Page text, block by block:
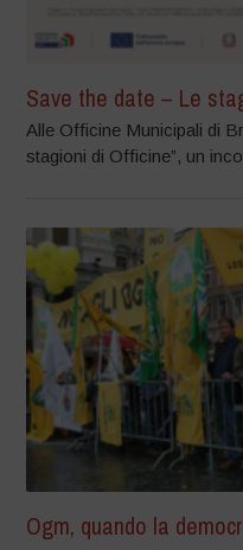
Save the date – Le
Alle Officine Municipali di
stagioni di Officine”, un
Ogm, quando la